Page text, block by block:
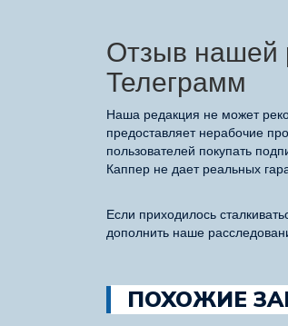
Отзыв нашей
Телеграмм
Наша редакция не может
предоставляет нерабочие
пользователей покупать
Каппер не дает реальных
Если приходилось
дополнить наше
ПОХОЖИЕ